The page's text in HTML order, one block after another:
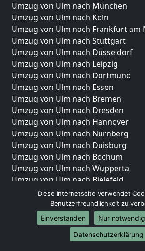
Umzug von Ulm nach München
Umzug von Ulm nach Köln
Umzug von Ulm nach Frankfurt am
Umzug von Ulm nach Stuttgart
Umzug von Ulm nach Düsseldorf
Umzug von Ulm nach Leipzig
Umzug von Ulm nach Dortmund
Umzug von Ulm nach Essen
Umzug von Ulm nach Bremen
Umzug von Ulm nach Dresden
Umzug von Ulm nach Hannover
Umzug von Ulm nach Nürnberg
Umzug von Ulm nach Duisburg
Umzug von Ulm nach Bochum
Umzug von Ulm nach Wuppertal
Umzug von Ulm nach Bielefeld
Umzug von Ulm nach Bonn
Umzug von Ulm nach Münster
Internationale-Umzüge
Umzug von Ulm nach Brasilien
Diese Internetseite verwendet
Benutzerfreundlichkeit zu
Einverstanden
Nur
Datenschutzerklärung